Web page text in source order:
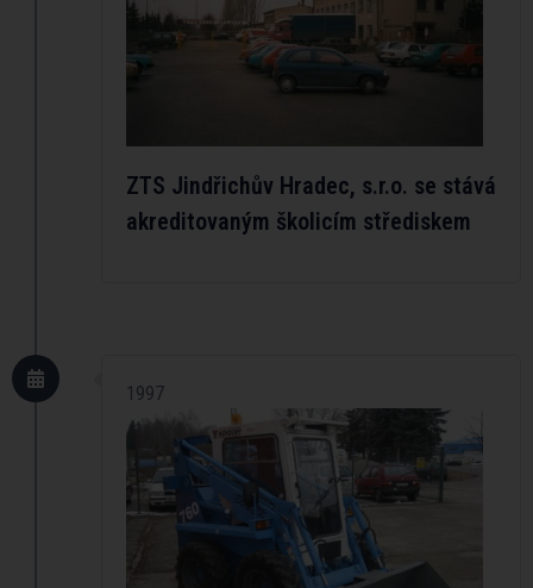
ZTS Jindřichův Hradec, s.r.o. se stává
akreditovaným školicím střediskem
1997